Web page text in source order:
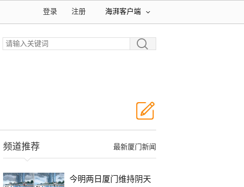
海湃客户端
注册
登录
最新厦门新闻
频道推荐
今明两日厦门维持阴天